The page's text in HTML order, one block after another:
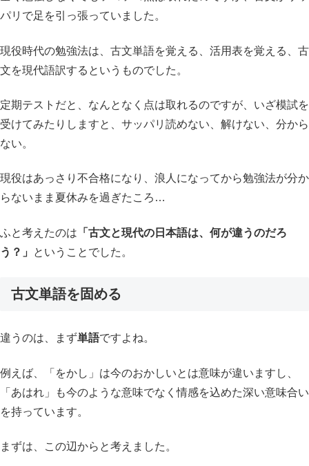
パリで足を引っ張っていました。
現役時代の勉強法は、古文単語を覚える、活用表を覚える、古
文を現代語訳するというものでした。
定期テストだと、なんとなく点は取れるのですが、いざ模試を
受けてみたりしますと、サッパリ読めない、解けない、分から
ない。
現役はあっさり不合格になり、浪人になってから勉強法が分か
らないまま夏休みを過ぎたころ…
ふと考えたのは 「古文と現代の日本語は、何が違うのだろ
う？」
ということでした。
古文単語を固める
違うのは、まず単語ですよね。
例えば、「をかし」は今のおかしいとは意味が違いますし、
「あはれ」も今のような意味でなく情感を込めた深い意味合い
を持っています。
まずは、この辺からと考えました。